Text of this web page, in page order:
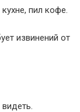
пил кофе.
извинений от